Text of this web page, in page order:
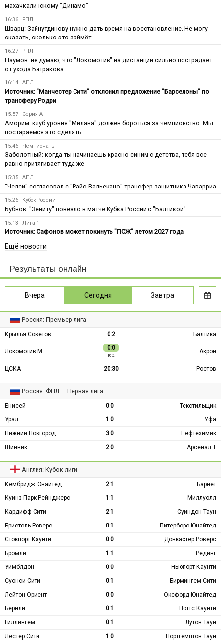
махачкалинскому "Динамо"
16:36 РПЛ
Шварц: Зайнутдинову нужно дать время на восстановление. Не могу
сказать, сколько это займёт
16:27 РПЛ
Наумов: не думаю, что "Локомотив" на дистанции сильно пострадает
от ухода Батракова
16:14 АПЛ
Источник: "Манчестер Сити" отклонил предложение "Барселоны" по
трансферу Родри
15:57 Серия А
Аморим: клуб уровня "Милана" должен бороться за чемпионство. Мы
постараемся это сделать
15:46 Чемпионаты
Заболотный: когда ты начинаешь красно-синим с детства, тебя все
равно притягивает туда же
15:35 АПЛ
"Челси" согласовал с "Райо Вальекано" трансфер защитника Чаварриа
15:26 Кубок России
Бубнов: "Зениту" повезло в матче Кубка России с "Балтикой"
15:13 Лига 1
Источник: Сафонов может покинуть "ПСЖ" летом 2027 года
Ещё новости
Результаты онлайн
Вчера Сегодня Завтра
Россия: Премьер-лига
Крылья Советов 0:2 Балтика
Локомотив М 0:0
пер.
Акрон
ЦСКА 20:30 Ростов
Россия: ФНЛ — Первая лига
Енисей 0:0
Текстильщик
Урал
1:0
Уфа
Нижний Новгород
3:0
Нефтехимик
Шинник
2:0 Арсенал Т
Англия: Кубок лиги
Кембридж Юнайтед 2:1
Барнет
Куинз Парк Рейнджерс
1:1
Миллуолл
Кардифф Сити
2:1
Суиндон Таун
Бристоль Роверс
0:1
Питерборо Юнайтед
Стокпорт Каунти
0:0
Донкастер Роверс
Бромли
1:1
Рединг
Уимблдон
0:0
Ньюпорт Каунти
Суонси Сити
0:1
Бирмингем Сити
Лейтон Ориент
0:0
Оксфорд Юнайтед
Бёрнли
0:1
Ноттс Каунти
Гиллингем
0:1
Лутон Таун
Лестер Сити
1:0
Нортгемптон Таун